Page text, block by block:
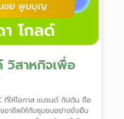
วิสาหกิจเพื่อ
ที่ให้โอกาส แบรนด์ กัปตัน ถือ
งอาชีพให้กับชุมชนอย่างยั่งยืน